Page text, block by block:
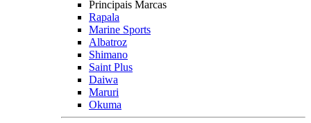
Principais Marcas
Rapala
Marine Sports
Albatroz
Shimano
Saint Plus
Daiwa
Maruri
Okuma